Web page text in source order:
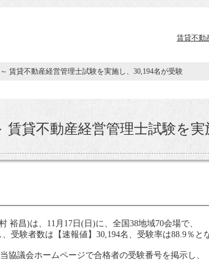
賃貸不動
賃貸不動産経営管理士試験を実施し、30,194名が受験
賃貸不動産経営管理士試験を
昌)は、11月17日(日)に、全国38地域70会場で、
受験者数は【速報値】30,194名、受験率は88.9％と
協議会ホームページで合格者の受験番号を掲示し、